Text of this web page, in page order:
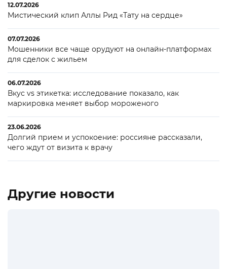
12.07.2026
Мистический клип Аллы Рид «Тату на сердце»
07.07.2026
Мошенники все чаще орудуют на онлайн-платформах
для сделок с жильем
06.07.2026
Вкус vs этикетка: исследование показало, как
маркировка меняет выбор мороженого
23.06.2026
Долгий прием и успокоение: россияне рассказали,
чего ждут от визита к врачу
Другие новости